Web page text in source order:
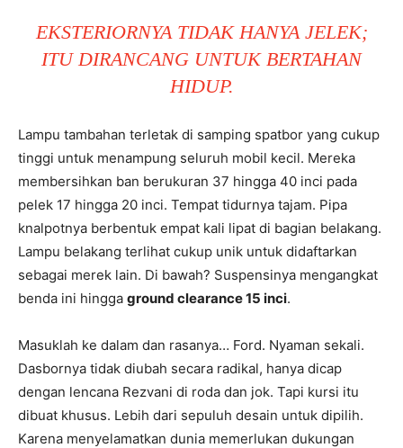
EKSTERIORNYA TIDAK HANYA JELEK;
ITU DIRANCANG UNTUK BERTAHAN
HIDUP.
Lampu tambahan terletak di samping spatbor yang cukup
tinggi untuk menampung seluruh mobil kecil. Mereka
membersihkan ban berukuran 37 hingga 40 inci pada
pelek 17 hingga 20 inci. Tempat tidurnya tajam. Pipa
knalpotnya berbentuk empat kali lipat di bagian belakang.
Lampu belakang terlihat cukup unik untuk didaftarkan
sebagai merek lain. Di bawah? Suspensinya mengangkat
benda ini hingga ground clearance 15 inci.
Masuklah ke dalam dan rasanya… Ford. Nyaman sekali.
Dasbornya tidak diubah secara radikal, hanya dicap
dengan lencana Rezvani di roda dan jok. Tapi kursi itu
dibuat khusus. Lebih dari sepuluh desain untuk dipilih.
Karena menyelamatkan dunia memerlukan dukungan